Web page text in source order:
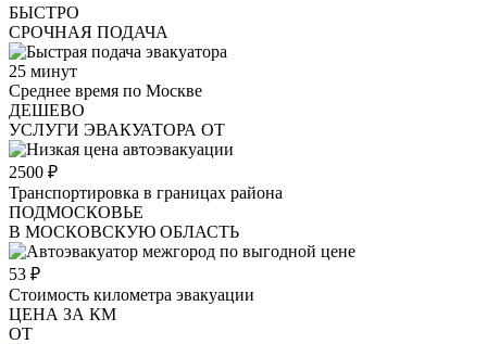
БЫСТРО
СРОЧНАЯ ПОДАЧА
25 минут
Среднее время по Москве
ДЕШЕВО
УСЛУГИ ЭВАКУАТОРА ОТ
2500 ₽
Транспортировка в границах района
ПОДМОСКОВЬЕ
В МОСКОВСКУЮ ОБЛАСТЬ
53 ₽
Стоимость километра эвакуации
ЦЕНА ЗА КМ
ОТ